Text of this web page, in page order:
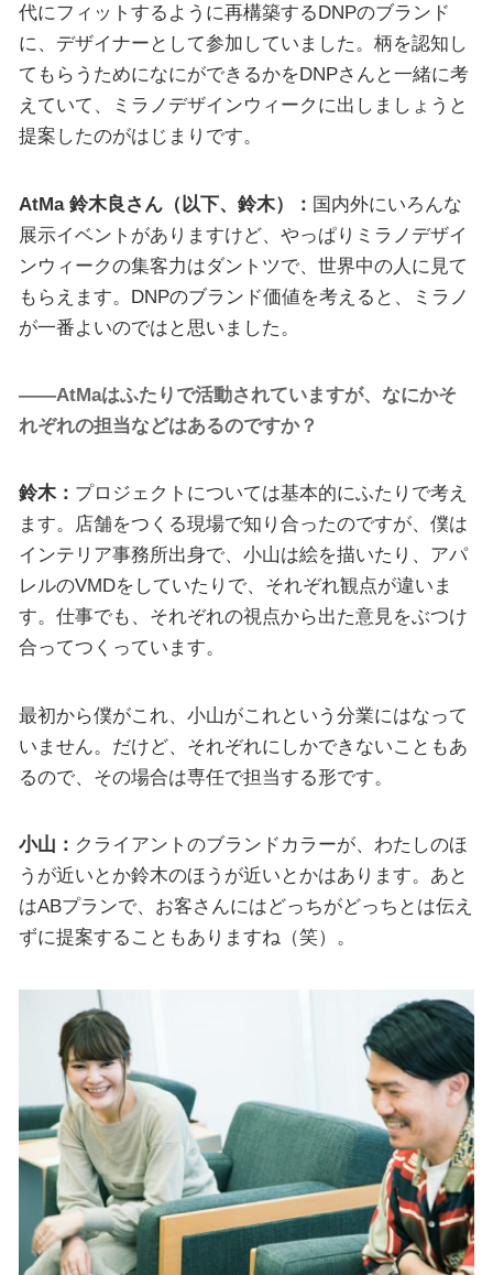
代にフィットするように再構築するDNPのブランド
に、デザイナーとして参加していました。柄を認知し
てもらうためになにができるかをDNPさんと一緒に考
えていて、ミラノデザインウィークに出しましょうと
提案したのがはじまりです。
AtMa 鈴木良さん（以下、鈴木）： 国内外にいろんな
展示イベントがありますけど、やっぱりミラノデザイ
ンウィークの集客力はダントツで、世界中の人に見て
もらえます。DNPのブランド価値を考えると、ミラノ
が一番よいのではと思いました。
——AtMaはふたりで活動されていますが、なにかそ
れぞれの担当などはあるのですか？
鈴木： プロジェクトについては基本的にふたりで考え
ます。店舗をつくる現場で知り合ったのですが、僕は
インテリア事務所出身で、小山は絵を描いたり、アパ
レルのVMDをしていたりで、それぞれ観点が違いま
す。仕事でも、それぞれの視点から出た意見をぶつけ
合ってつくっています。
最初から僕がこれ、小山がこれという分業にはなって
いません。だけど、それぞれにしかできないこともあ
るので、その場合は専任で担当する形です。
小山： クライアントのブランドカラーが、わたしのほ
うが近いとか鈴木のほうが近いとかはあります。あと
はABプランで、お客さんにはどっちがどっちとは伝え
ずに提案することもありますね（笑）。